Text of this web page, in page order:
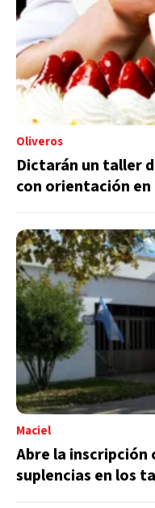
Oliveros
Dictarán un taller
con orientación en
Maciel
Abre la
suplencias en los